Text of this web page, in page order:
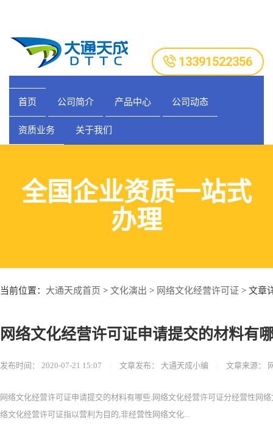
13391522356
首页 公司简介 产品中心 公司动态
资质业务 关于我们
全国企业资质一站式
办理
当前位置： 大通天成首页 > 文化演出 > 网络文化经营许可证 > 文章
网络文化经营许可证申请提交的材料有
发布时间： 2020-07-21 15:07 文章发布： 大通天成小编 文章来源：
网络文化经营许可证申请提交的材料有哪些.网络文化经营许可证分经营性网
络文化经营许可证指以营利为目的,非经营性网络文化...